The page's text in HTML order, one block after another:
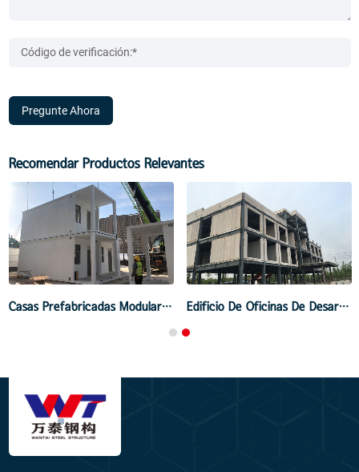
Pregunte Ahora
Recomendar Productos Relevantes
Casas Prefabricadas Modulares De Hormigón Edificio De Oficinas De Desarrollo Fabricado Y Ensamblado